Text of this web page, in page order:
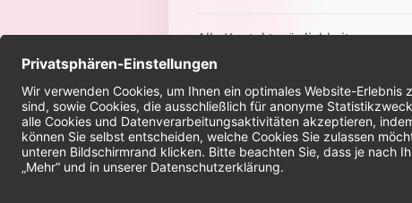
Alle Kontaktmöglichkeiten